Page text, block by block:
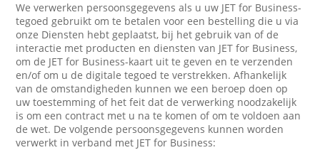
We verwerken persoonsgegevens als u uw JET for Business-
tegoed gebruikt om te betalen voor een bestelling die u via
onze Diensten hebt geplaatst, bij het gebruik van of de
interactie met producten en diensten van JET for Business,
om de JET for Business-kaart uit te geven en te verzenden
en/of om u de digitale tegoed te verstrekken. Afhankelijk
van de omstandigheden kunnen we een beroep doen op
uw toestemming of het feit dat de verwerking noodzakelijk
is om een contract met u na te komen of om te voldoen aan
de wet. De volgende persoonsgegevens kunnen worden
verwerkt in verband met JET for Business: